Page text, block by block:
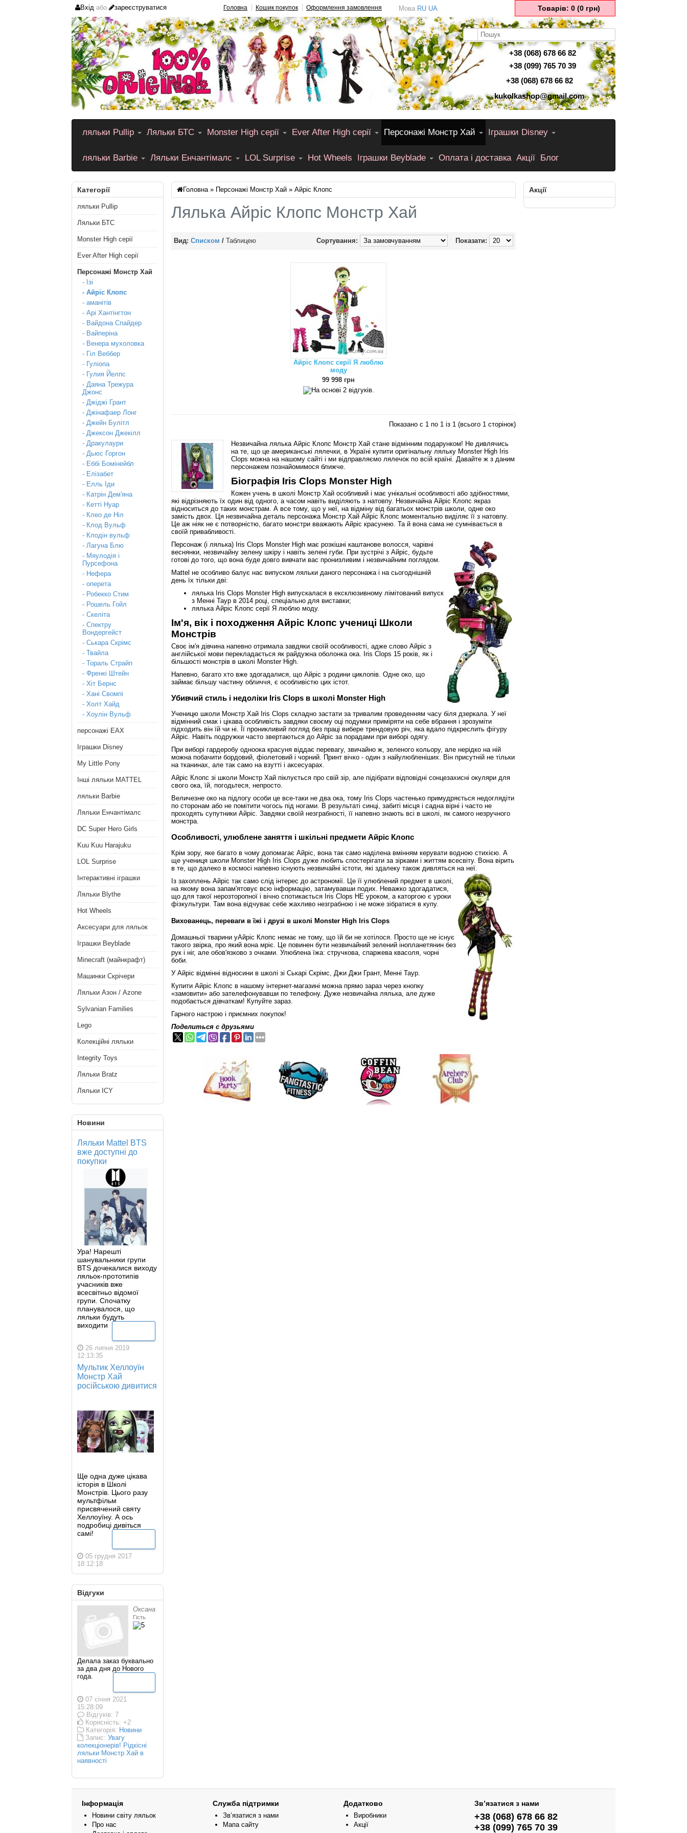
Вхід або зареєструватися Головна Кошик покупок Оформлення замовлення Мова RU UA Товарів: 0 (0 грн)
+38 (068) 678 66 82
+38 (099) 765 70 39
+38 (068) 678 66 82
kukolkashop@gmail.com
ляльки Pullip Ляльки БТС Monster High серії Ever After High серії Персонажі Монстр Хай Іграшки Disney
ляльки Barbie Ляльки Енчантімалс LOL Surprise Hot Wheels Іграшки Beyblade Оплата і доставка Акції Блог
Категорії
ляльки Pullip
Ляльки БТС
Monster High серії
Ever After High серії
Персонажі Монстр Хай
- Ізі
- Айріс Клопс
- аманітів
- Арі Хантінгтон
- Вайдона Спайдер
- Вайперіна
- Венера мухоловка
- Гіл Веббер
- Гуліопа
- Гулия Йелпс
- Даяна Трежура
Джонс
- Джіджі Грант
- Джінафаер Лонг
- Джейн Булітл
- Джексон Джекілл
- Дракулаури
- Дьюс Горгон
- Еббі Бомінейбл
- Елізабет
- Елль Іди
- Катрін Дем'яна
- Кетті Нуар
- Клео де Ніл
- Клод Вульф
- Клодін вульф
- Лагуна Блю
- Мяулодія і
Пурсефона
- Нефера
- оперета
- Робекко Стим
- Рошель Гойл
- Скеліта
- Спектру
Вондергейст
- Ськара Скрімс
- Твайла
- Тораль Страйп
- Френкі Штейн
- Хіт Бернс
- Хані Свомпі
- Холт Хайд
- Хоулін Вульф
персонажі ЕАХ
Іграшки Disney
My Little Pony
Інші ляльки MATTEL
ляльки Barbie
Ляльки Енчантімалс
DC Super Hero Girls
Kuu Kuu Harajuku
LOL Surprise
Інтерактивні іграшки
Ляльки Blythe
Hot Wheels
Аксесуари для ляльок
Іграшки Beyblade
Minecraft (майнкрафт)
Машинки Скрічери
Ляльки Азон / Azone
Sylvanian Families
Lego
Колекційні ляльки
Integrity Toys
Ляльки Bratz
Ляльки ICY
Новини
Ляльки Mattel BTS
вже доступні до
покупки
Ура! Нарешті
шанувальники групи
BTS дочекалися виходу
ляльок-прототипів
учасників вже
всесвітньо відомої
групи. Спочатку
планувалося, що
ляльки будуть
виходити
26 липня 2019
12:13:35
Мультик Хеллоуїн
Монстр Хай
російською дивитися
Ще одна дуже цікава
історія в Школі
Монстрів. Цього разу
мультфільм
присвячений святу
Хеллоуїну. А ось
подробиці дивіться
самі!
05 грудня 2017
18:12:18
Відгуки
Оксана
Гість
Делала заказ буквально
за два дня до Нового
года.
07 січня 2021
15:28:09
Відгуків: 7
Корисність: +2
Категорія: Новини
Запис: Увагу
колекціонерів! Рідкісні
ляльки Монстр Хай в
наявності
Акції
Головна» Персонажі Монстр Хай » Айріс Клопс
Лялька Айріс Клопс Монстр Хай
Вид: Списком / Таблицею Показати:
Сортування:
Айріс Клопс серії Я люблю
моду
99 998 грн
Показано с 1 по 1 із 1 (всього 1 сторінок)
Незвичайна лялька Айріс Клопс Монстр Хай стане відмінним подарунком! Не дивлячись
на те, що це американські лялечки, в Україні купити оригінальну ляльку Monster High Iris
Clops можна на нашому сайті і ми відправляємо лялечок по всій країні. Давайте ж з даним
персонажем познайомимося ближче.
Біографія Iris Clops Monster High
Кожен учень в школі Монстр Хай особливий і має унікальні особливості або здібностями,
які відрізняють їх один від одного, а часом навіть виділяють з натовпу. Незвичайна Айріс Клопс якраз
відноситься до таких монстрам. А все тому, що у неї, на відміну від багатьох монстрів школи, одне око
замість двох. Ця незвичайна деталь персонажа Монстр Хай Айріс Клопс моментально виділяє її з натовпу.
Це аж ніяк не є потворністю, багато монстри вважають Айріс красунею. Та й вона сама не сумнівається в
своїй привабливості.
Персонаж (і лялька) Iris Clops Monster High має розкішні каштанове волосся, чарівні
веснянки, незвичайну зелену шкіру і навіть зелені губи. При зустрічі з Айріс, будьте
готові до того, що вона буде довго вивчати вас пронизливим і незвичайним поглядом.
Mattel не особливо балує нас випуском ляльки даного персонажа і на сьогоднішній
день їх тільки дві:
лялька Iris Clops Monster High випускалася в ексклюзивному лімітований випуск
з Менні Таур в 2014 році, спеціально для виставки;
лялька Айріс Клопс серії Я люблю моду.
Ім'я, вік і походження Айріс Клопс учениці Школи
Монстрів
Своє ім'я дівчина напевно отримала завдяки своїй особливості, адже слово Айріс з
англійської мови перекладається як райдужна оболонка ока. Iris Clops 15 років, як і
більшості монстрів в школі Monster High.
Напевно, багато хто вже здогадалися, що Айріс з родини циклопів. Одне око, що
займає більшу частину обличчя, є особливістю цих істот.
Убивчий стиль і недоліки Iris Clops в школі Monster High
Ученицю школи Монстр Хай Iris Clops складно застати за тривалим проведенням часу біля дзеркала. У неї
відмінний смак і цікава особливість завдяки своєму оці подумки приміряти на себе вбрання і зрозуміти
підходить він їй чи ні. Її проникливий погляд без праці вибере трендовую річ, яка вдало підкреслить фігуру
Айріс. Навіть подружки часто звертаються до Айріс за порадами при виборі одягу.
При виборі гардеробу одноока красуня віддає перевагу, звичайно ж, зеленого кольору, але нерідко на ній
можна побачити бордовий, фіолетовий і чорний. Принт вічко - один з найулюбленіших. Він присутній не тільки
на тканинах, але так само на взутті і аксесуарах.
Айріс Клопс зі школи Монстр Хай піклується про свій зір, але підібрати відповідні сонцезахисні окуляри для
свого ока, їй, погодьтеся, непросто.
Величезне око на підлогу особи це все-таки не два ока, тому Iris Clops частенько примудряється недоглядіти
по сторонам або не помітити чогось під ногами. В результаті синці, забиті місця і садна вірні і часто не
проходять супутники Айріс. Завдяки своїй незграбності, її напевно знають всі в школі, як самого незручного
монстра.
Особливості, улюблене заняття і шкільні предмети Айріс Клопс
Крім зору, яке багато в чому допомагає Айріс, вона так само наділена вмінням керувати водною стихією. А
ще учениця школи Monster High Iris Clops дуже любить спостерігати за зірками і життям всесвіту. Вона вірить
в те, що далеко в космосі напевно існують незвичайні істоти, які здалеку також дивляться на неї.
Із захоплень Айріс так само слід інтерес до астрономії. Це її улюблений предмет в школі,
на якому вона запам'ятовує всю інформацію, затамувавши подих. Неважко здогадатися,
що для такої нерозторопної і вічно спотикається Iris Clops НЕ уроком, а каторгою є уроки
фізкультури. Там вона відчуває себе жахливо незграбною і не може зібратися в купу.
Вихованець, переваги в їжі і друзі в школі Monster High Iris Clops
Домашньої тварини уАйріс Клопс немає не тому, що їй би не хотілося. Просто ще не існує
такого звірка, про який вона мріє. Це повинен бути незвичайний зелений інопланетянин без
рук і ніг, але обов'язково з очками. Улюблена їжа: стручкова, спаржева квасоля, чорні
боби.
У Айріс відмінні відносини в школі зі Ськарі Скрімс, Джи Джи Грант, Менні Таур.
Купити Айріс Клопс в нашому інтернет-магазині можна прямо зараз через кнопку
«замовити» або зателефонувавши по телефону. Дуже незвичайна лялька, але дуже
подобається дівчаткам! Купуйте зараз.
Гарного настрою і приємних покупок!
Поделиться с друзьями
Інформація
Новини світу ляльок
Про нас
Служба підтримки
Зв’язатися з нами
Мапа сайту
Додатково
Виробники
Акції
Зв’язатися з нами
+38 (068) 678 66 82
+38 (099) 765 70 39